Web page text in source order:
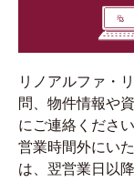
リノアルファ・
問、物件情報や
にご連絡ください
営業時間外にい
は、翌営業日以